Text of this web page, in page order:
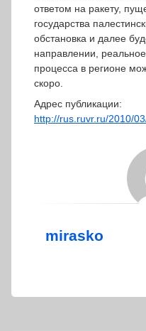
ответом на ракету,
государства
обстановка и далее
направлении,
процесса в регионе
скоро.
Адрес публикации:
http://rus.ruvr.ru/2010/
mirasko